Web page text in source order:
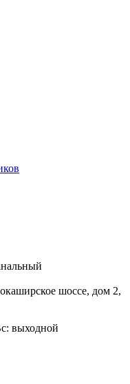
шоссе, дом 2,
выходной